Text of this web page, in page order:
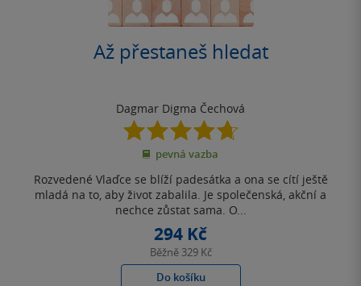
Až přestaneš hledat
Dagmar Digma Čechová
4.7
z
5
pevná vazba
Rozvedené Vlaďce se blíží padesátka a ona se cítí ještě
mladá na to, aby život zabalila. Je společenská, akční a
nechce zůstat sama. O...
294 Kč
Běžně 329 Kč
Do košíku